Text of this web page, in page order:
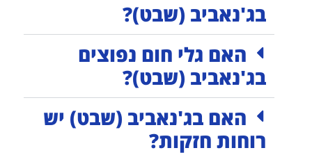
בג'נאביב (שבט)?
האם גלי חום נפוצים
בג'נאביב (שבט)?
האם בג'נאביב (שבט) יש
רוחות חזקות?